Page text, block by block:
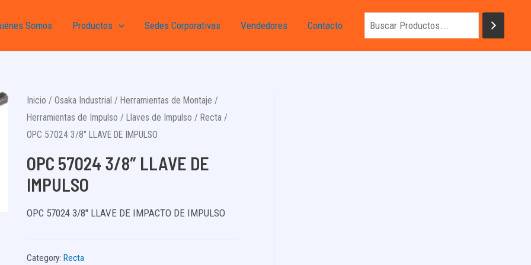
Somos Productos Sedes Corporativas Vendedores Contacto
Inicio / Osaka Industrial / Herramientas de Montaje /
Herramientas de Impulso / Llaves de Impulso / Recta/
OPC 57024 3/8″ LLAVE DE IMPULSO
OPC 57024 3/8″ LLAVE DE
IMPULSO
OPC 57024 3/8″ LLAVE DE IMPACTO DE IMPULSO
Category: Recta